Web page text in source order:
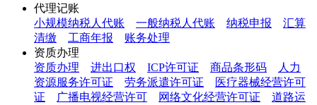
代理记账
小规模纳税人代账
一般纳税人代账 纳税申报
汇算
清缴
工商年报
账务处理
资质办理
资质办理
进出口权 ICP许可证 商品条形码
人力
资源服务许可证
劳务派遣许可证
医疗器械经营许可
证
广播电视经营许可 网络文化经营许可证
道路运